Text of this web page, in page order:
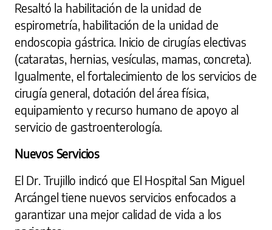
Resaltó la habilitación de la unidad de
espirometría, habilitación de la unidad de
endoscopia gástrica. Inicio de cirugías electivas
(cataratas, hernias, vesículas, mamas, concreta).
Igualmente, el fortalecimiento de los servicios de
cirugía general, dotación del área física,
equipamiento y recurso humano de apoyo al
servicio de gastroenterología.
Nuevos Servicios
El Dr. Trujillo indicó que El Hospital San Miguel
Arcángel tiene nuevos servicios enfocados a
garantizar una mejor calidad de vida a los